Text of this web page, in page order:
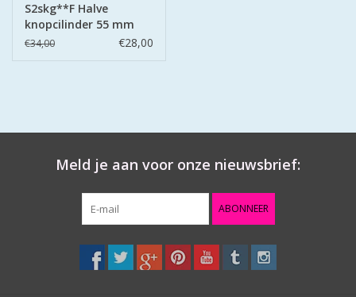
S2skg**F Halve
knopcilinder 55 mm
45/10
€34,00 €28,00
Meld je aan voor onze nieuwsbrief:
ABONNEER